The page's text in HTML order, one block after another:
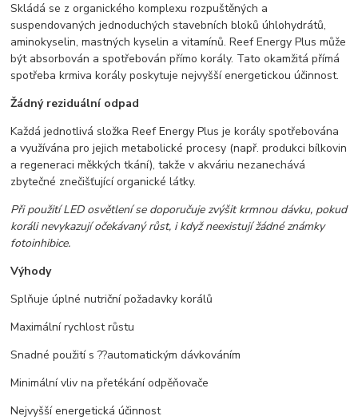
Skládá se z organického komplexu rozpuštěných a
suspendovaných jednoduchých stavebních bloků úhlohydrátů,
aminokyselin, mastných kyselin a vitamínů. Reef Energy Plus může
být absorbován a spotřebován přímo korály. Tato okamžitá přímá
spotřeba krmiva korály poskytuje nejvyšší energetickou účinnost.
Žádný reziduální odpad
Každá jednotlivá složka Reef Energy Plus je korály spotřebována
a využívána pro jejich metabolické procesy (např. produkci bílkovin
a regeneraci měkkých tkání), takže v akváriu nezanechává
zbytečné znečišťující organické látky.
Při použití LED osvětlení se doporučuje zvýšit krmnou dávku, pokud
koráli nevykazují očekávaný růst, i když neexistují žádné známky
fotoinhibice.
Výhody
Splňuje úplné nutriční požadavky korálů
Maximální rychlost růstu
Snadné použití s ??automatickým dávkováním
Minimální vliv na přetékání odpěňovače
Nejvyšší energetická účinnost